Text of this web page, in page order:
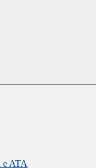
e ATA